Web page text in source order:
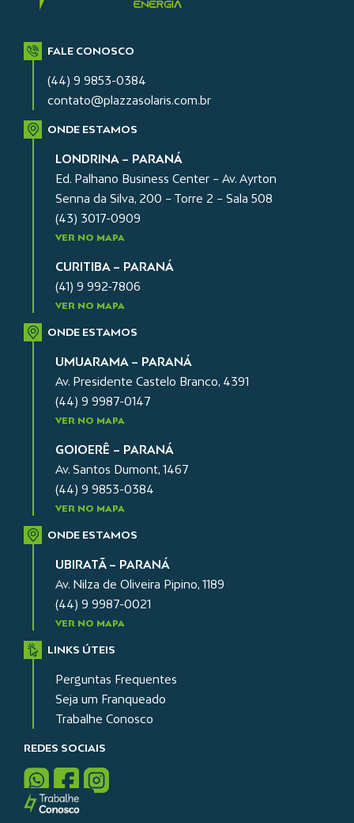
FALE CONOSCO
(44) 9 9853-0384
contato@plazzasolaris.com.br
ONDE ESTAMOS
LONDRINA – PARANÁ
Ed. Palhano Business Center – Av. Ayrton
Senna da Silva, 200 – Torre 2 – Sala 508
(43) 3017-0909
VER NO MAPA
CURITIBA – PARANÁ
(41) 9 992-7806
VER NO MAPA
ONDE ESTAMOS
UMUARAMA – PARANÁ
Av. Presidente Castelo Branco, 4391
(44) 9 9987-0147
VER NO MAPA
GOIOERÊ – PARANÁ
Av. Santos Dumont, 1467
(44) 9 9853-0384
VER NO MAPA
ONDE ESTAMOS
UBIRATÃ – PARANÁ
Av. Nilza de Oliveira Pipino, 1189
(44) 9 9987-0021
VER NO MAPA
LINKS ÚTEIS
Perguntas Frequentes
Seja um Franqueado
Trabalhe Conosco
REDES SOCIAIS